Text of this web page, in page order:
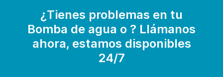
¿Tienes problemas en tu
Bomba de agua o ? Llámanos
ahora, estamos disponibles
24/7